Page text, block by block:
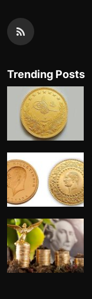
Trending Posts